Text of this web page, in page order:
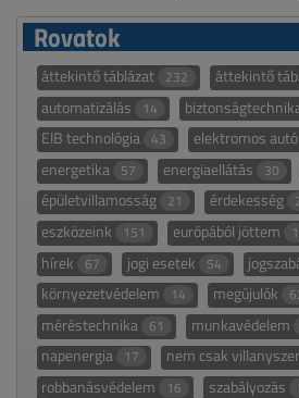
Rovatok
áttekintő táblázat 232 áttekintő
automatizálás 14
EIB technológia 43 elektromos autó
energetika 57 energiaellátás 30
épületvillamosság 21 érdekesség
eszközeink 151 európából jöttem
hírek 67 jogi esetek 54
környezetvédelem 14 megújulók
méréstechnika 61 munkavédelem
napenergia 17 nem csak
robbanásvédelem 16 szabályozás